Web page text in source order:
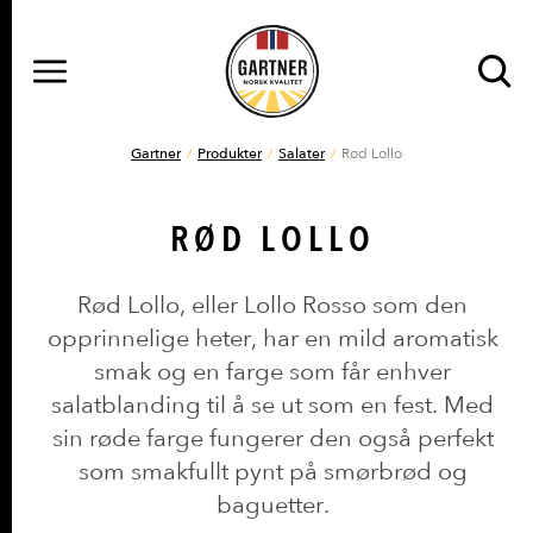
DU ER HER
Gartner Produkter Salater Rød Lollo
RØD LOLLO
Rød Lollo, eller Lollo Rosso som den
opprinnelige heter, har en mild aromatisk
smak og en farge som får enhver
salatblanding til å se ut som en fest. Med
sin røde farge fungerer den også perfekt
som smakfullt pynt på smørbrød og
baguetter.